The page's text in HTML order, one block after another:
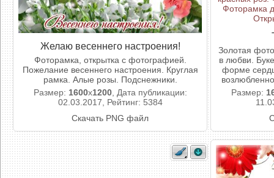
Желаю весеннего настроения!
Фоторамка, открытка с фотографией.
Пожелание весеннего настроения. Круглая
рамка. Алые розы. Подснежники.
Размер: 1600x1200, Дата публикации:
02.03.2017, Рейтинг: 5384
Скачать PNG файл
Золотая
в любви.
форме
Размер: